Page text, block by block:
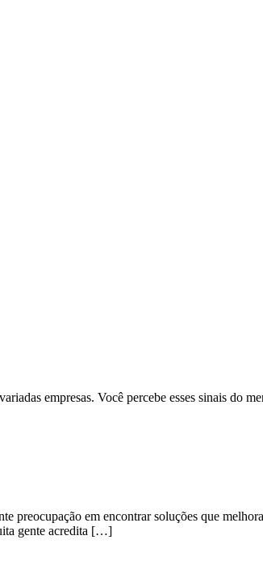
empresas. Você percebe esses sinais do
preocupação em encontrar soluções que
gente acredita […]